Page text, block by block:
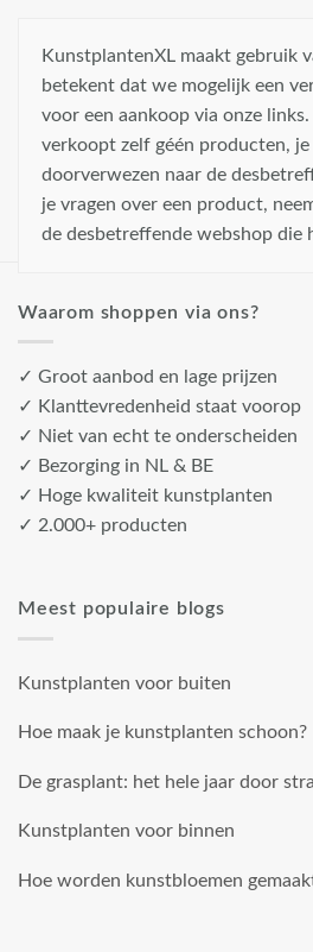
KunstplantenXL maakt gebruik
betekent dat we mogelijk een
voor een aankoop via onze
verkoopt zelf géén producten,
doorverwezen naar de
je vragen over een product,
de desbetreffende webshop die
Waarom shoppen via ons?
✓ Groot aanbod en lage prijzen
✓ Klanttevredenheid staat voorop
✓ Niet van echt te onderscheiden
✓ Bezorging in NL & BE
✓ Hoge kwaliteit kunstplanten
✓ 2.000+ producten
Meest populaire blogs
Kunstplanten voor buiten
Hoe maak je kunstplanten schoon?
De grasplant: het hele jaar door
Kunstplanten voor binnen
Hoe worden kunstbloemen